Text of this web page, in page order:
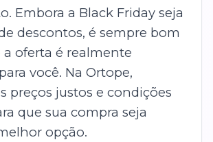
Embora a Black Friday seja
descontos, é sempre bom
a oferta é realmente
você. Na Ortope,
preços justos e condições
que sua compra seja
opção.